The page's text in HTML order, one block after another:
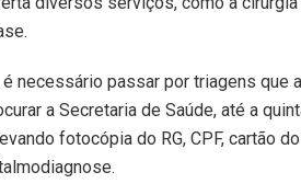
necessário passar por triagens que
a Secretaria de Saúde, até a
fotocópia do RG, CPF, cartão